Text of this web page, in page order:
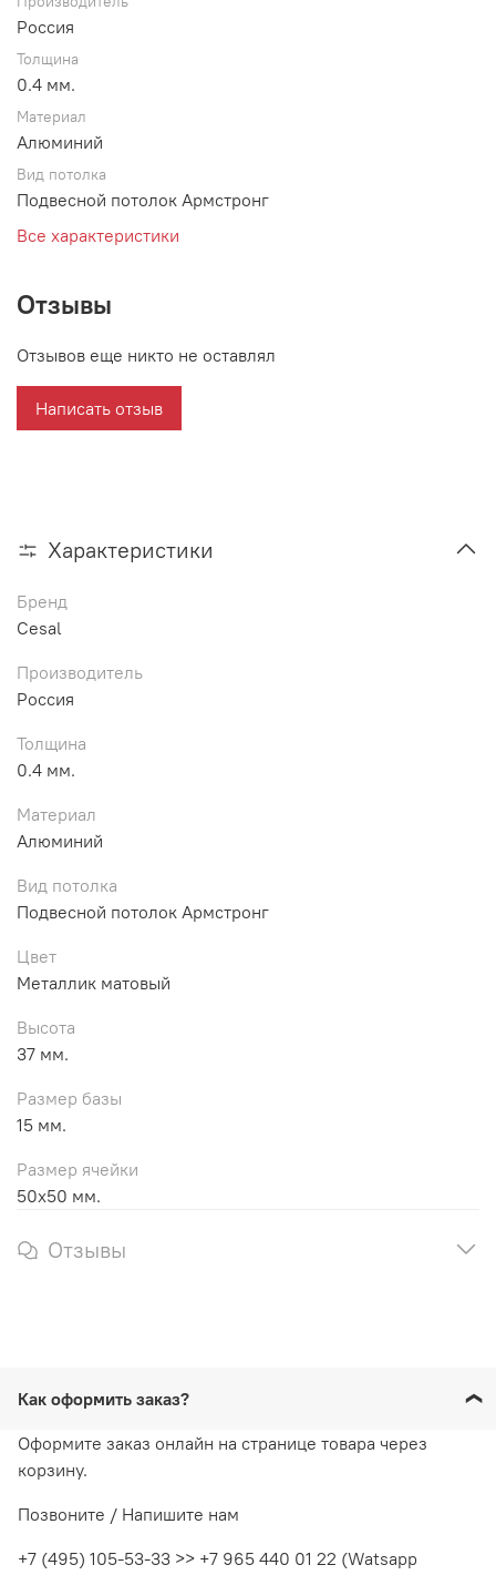
Россия
Толщина
0.4 мм.
Материал
Алюминий
Вид потолка
Подвесной потолок Армстронг
Все характеристики
Отзывы
Отзывов еще никто не оставлял
Написать отзыв
Характеристики
Бренд
Cesal
Производитель
Россия
Толщина
0.4 мм.
Материал
Алюминий
Вид потолка
Подвесной потолок Армстронг
Цвет
Металлик матовый
Высота
37 мм.
Размер базы
15 мм.
Размер ячейки
50х50 мм.
Отзывы
Как оформить заказ?
Оформите заказ онлайн на странице товара через
корзину.
Позвоните / Напишите нам
+7 (495) 105-53-33 >> +7 965 440 01 22 (Watsapp